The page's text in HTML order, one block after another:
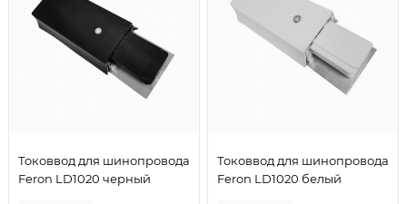
Токоввод для шинопровода
Feron LD1020 черный
Токоввод для шинопровода
Feron LD1020 белый